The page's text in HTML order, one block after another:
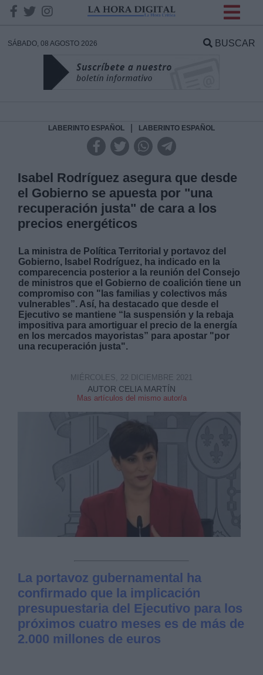
SÁBADO, 08 AGOSTO 2026 BUSCAR
LABERINTO ESPAÑOL LABERINTO ESPAÑOL
Isabel Rodríguez asegura que desde
el Gobierno se apuesta por "una
recuperación justa" de cara a los
precios energéticos
La ministra de Política Territorial y portavoz del
Gobierno, Isabel Rodríguez, ha indicado en la
comparecencia posterior a la reunión del Consejo
de ministros que el Gobierno de coalición tiene un
compromiso con "las familias y colectivos más
vulnerables”. Así, ha destacado que desde el
Ejecutivo se mantiene “la suspensión y la rebaja
impositiva para amortiguar el precio de la energía
en los mercados mayoristas” para apostar "por
una recuperación justa".
AUTOR CELIA MARTÍN
Mas artículos del mismo autor/a
MIÉRCOLES, 22 DICIEMBRE 2021
La portavoz gubernamental ha
confirmado que la implicación
presupuestaria del Ejecutivo para los
próximos cuatro meses es de más de
2.000 millones de euros
DATOS
Responsable:
Legitimación:
Derechos:
link
Información adicional